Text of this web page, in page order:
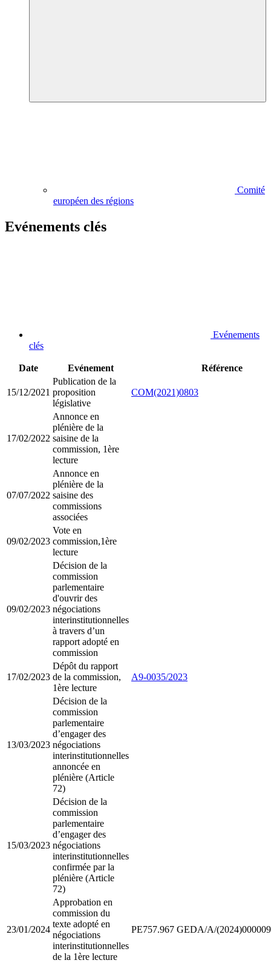
Comité
européen des régions
Evénements clés
Evénements
clés
Date Evénement Référence
15/12/2021
Publication de la
proposition
législative
COM(2021)0803
17/02/2022
Annonce en
plénière de la
saisine de la
commission, 1ère
lecture
07/07/2022
Annonce en
plénière de la
saisine des
commissions
associées
09/02/2023
Vote en
commission,1ère
lecture
09/02/2023
Décision de la
commission
parlementaire
d'ouvrir des
négociations
interinstitutionnelles
à travers d’un
rapport adopté en
commission
17/02/2023
Dépôt du rapport
de la commission,
1ère lecture
A9-0035/2023
13/03/2023
Décision de la
commission
parlementaire
d’engager des
négociations
interinstitutionnelles
annoncée en
plénière (Article
72)
15/03/2023
Décision de la
commission
parlementaire
d’engager des
négociations
interinstitutionnelles
confirmée par la
plénière (Article
72)
23/01/2024
Approbation en
commission du
texte adopté en
négociations
interinstitutionnelles
de la 1ère lecture
PE757.967 GEDA/A/(2024)000009